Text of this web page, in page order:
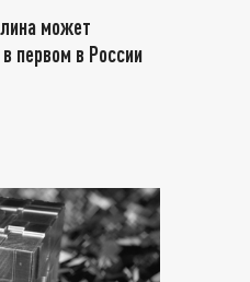
может
первом в России